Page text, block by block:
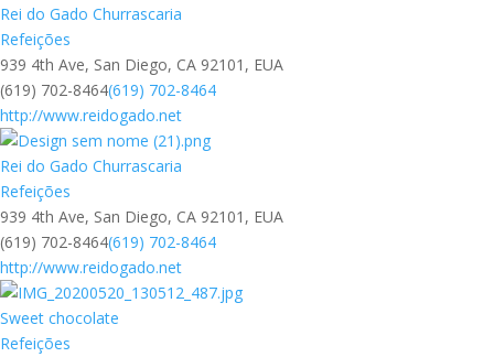
Rei do Gado Churrascaria
Refeições
939 4th Ave, San Diego, CA 92101, EUA
(619) 702-8464(619) 702-8464
http://www.reidogado.net
Rei do Gado Churrascaria
Refeições
939 4th Ave, San Diego, CA 92101, EUA
(619) 702-8464(619) 702-8464
http://www.reidogado.net
Sweet chocolate
Refeições